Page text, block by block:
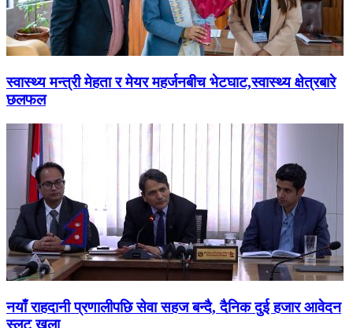
स्वास्थ्य मन्त्री मेहता र मेयर महर्जनबीच भेटघाट,स्वास्थ्य क्षेत्रबारे
छलफल
नयाँ राहदानी प्रणालीपछि सेवा सहज बन्दै, दैनिक दुई हजार आवेदन
स्लट खुला